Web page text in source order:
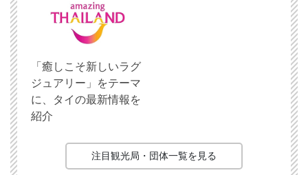
「癒しこそ新しいラグ
ジュアリー」をテーマ
に、タイの最新情報を
紹介
注目観光局・団体一覧を見る